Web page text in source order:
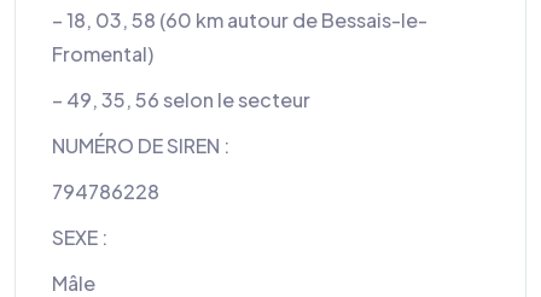
– 18, 03, 58 (60 km autour de Bessais-le-
Fromental)
– 49, 35, 56 selon le secteur
NUMÉRO DE SIREN :
794786228
SEXE :
Mâle